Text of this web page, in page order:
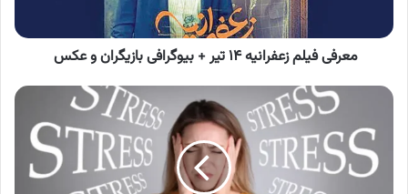
و
معرفی فیلم زعفرانیه ۱۴ تیر + بیوگرافی بازیگران و عکس
علائم
زنان
چگونه